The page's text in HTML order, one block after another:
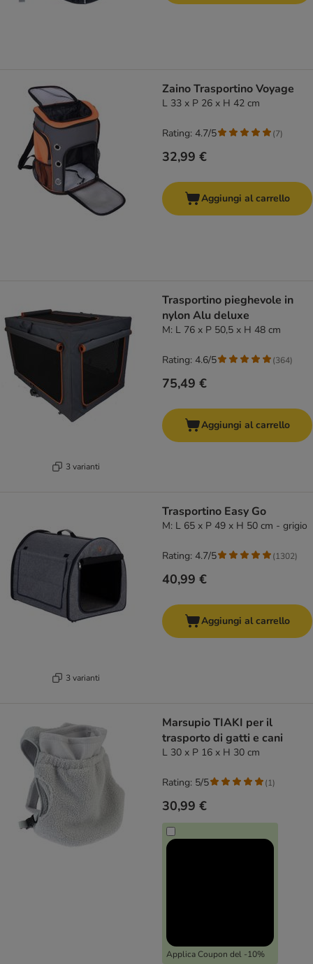
Zaino Trasportino Voyage
L 33 x P 26 x H 42 cm
32,99 €
Rating: 4.7/5 (7)
Aggiungi al carrello
3 varianti
Trasportino pieghevole in
nylon Alu deluxe
M: L 76 x P 50,5 x H 48 cm
75,49 €
Rating: 4.6/5 (364)
Aggiungi al carrello
3 varianti
Trasportino Easy Go
M: L 65 x P 49 x H 50 cm - grigio
40,99 €
Rating: 4.7/5 (1302)
Aggiungi al carrello
Marsupio TIAKI per il
trasporto di gatti e cani
L 30 x P 16 x H 30 cm
30,99 €
Applica Coupon del -10%
Rating: 5/5 (1)